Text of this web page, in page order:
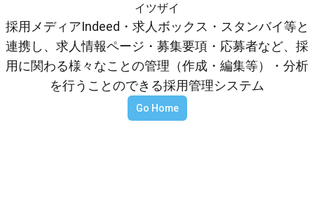
イツザイ
採用メディアIndeed・求人ボックス・スタンバイ等と
連携し、求人情報ページ・募集要項・応募者など、採
用に関わる様々なことの管理（作成・編集等）・分析
を行うことのできる採用管理システム
Go Home